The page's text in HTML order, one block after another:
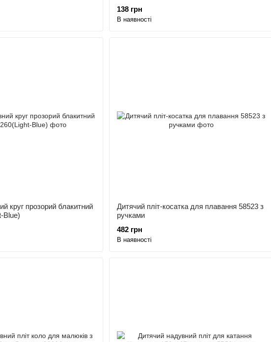
138 грн
В наявності
круг прозорий блакитний
Blue)
Дитячий пліт-косатка для плавання 58523 з
ручками
482 грн
В наявності